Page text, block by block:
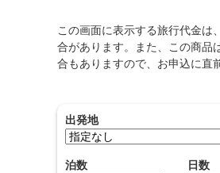
この画面に表示する旅行代金は
合があります。また、この商品
合もありますので、お申込に直
出発地
泊数 日数